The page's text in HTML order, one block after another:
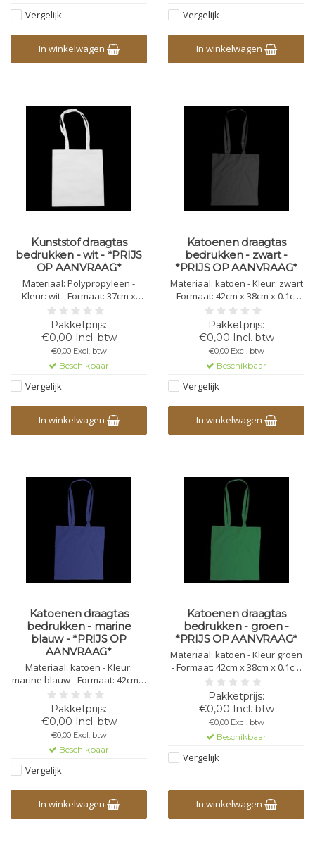
Vergelijk
In winkelwagen
Vergelijk
In winkelwagen
Kunststof draagtas
bedrukken - wit - *PRIJS
OP AANVRAAG*
Materiaal: Polypropyleen -
Kleur: wit - Formaat: 37cm x
41cm x 0.3cm - Gewicht: 80g/m3 -
Lengte handvat: 72cm -
Bedrukking mogelijk in 1,2,3 of 4
kleuren
€0,00 Incl. btw
€0,00 Excl. btw
Beschikbaar
Vergelijk
In winkelwagen
Katoenen draagtas
bedrukken - zwart -
*PRIJS OP AANVRAAG*
Materiaal: katoen - Kleur: zwart
- Formaat: 42cm x 38cm x 0.1cm
Lengte handvat: 82cm - Gewicht:
110 gr/m2 - Bedrukking mogelijk
in 1,2,3 of 4 kleuren
€0,00 Incl. btw
€0,00 Excl. btw
Beschikbaar
Vergelijk
In winkelwagen
Katoenen draagtas
bedrukken - marine
blauw - *PRIJS OP
AANVRAAG*
Materiaal: katoen - Kleur:
marine blauw - Formaat: 42cm x
38cm x 0.1cm Lengte handvat:
82cm - Gewicht: 110 gr/m2 -
Bedrukking mogelijk in 1,2,3 of 4
kleuren
€0,00 Incl. btw
€0,00 Excl. btw
Beschikbaar
Vergelijk
In winkelwagen
Katoenen draagtas
bedrukken - groen -
*PRIJS OP AANVRAAG*
Materiaal: katoen - Kleur groen
- Formaat: 42cm x 38cm x 0.1cm
Lengte handvat: 82cm - Gewicht:
110 gr/m2 - Bedrukking mogelijk
in 1,2,3 of 4 kleuren
€0,00 Incl. btw
€0,00 Excl. btw
Beschikbaar
Vergelijk
In winkelwagen